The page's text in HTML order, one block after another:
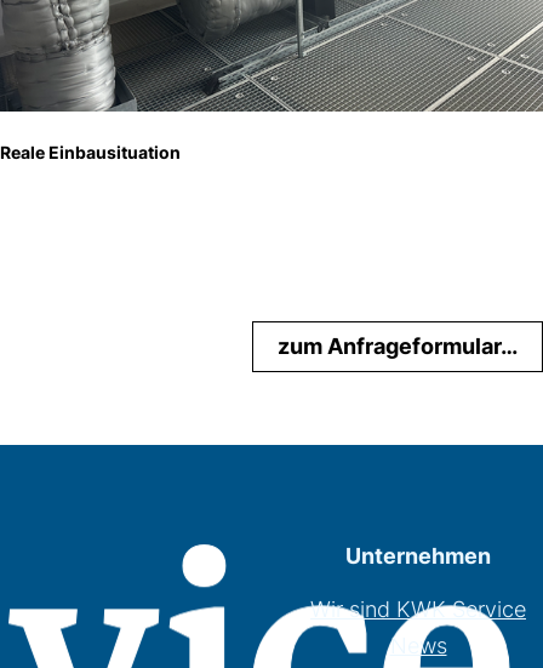
Reale Einbausituation
zum Anfrageformular…
Unternehmen
Wir sind KWK Service
News